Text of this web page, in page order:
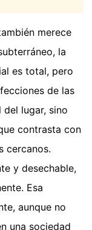
merece
la
es total, pero
de las
lugar, sino
contrasta con
cercanos.
y desechable,
Esa
aunque no
una sociedad